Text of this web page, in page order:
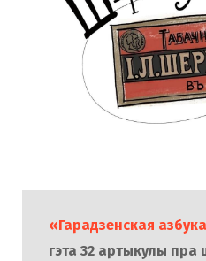
«Гарадзенская
гэта 32 артыкулы пра